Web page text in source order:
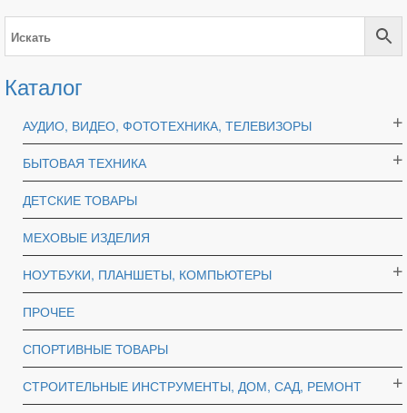
Каталог
АУДИО, ВИДЕО, ФОТОТЕХНИКА, ТЕЛЕВИЗОРЫ
БЫТОВАЯ ТЕХНИКА
ДЕТСКИЕ ТОВАРЫ
МЕХОВЫЕ ИЗДЕЛИЯ
НОУТБУКИ, ПЛАНШЕТЫ, КОМПЬЮТЕРЫ
ПРОЧЕЕ
СПОРТИВНЫЕ ТОВАРЫ
СТРОИТЕЛЬНЫЕ ИНСТРУМЕНТЫ, ДОМ, САД, РЕМОНТ